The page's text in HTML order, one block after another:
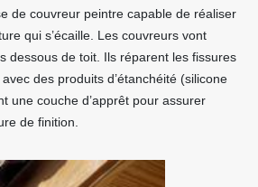
de couvreur peintre capable de réaliser
qui s’écaille. Les couvreurs vont
dessous de toit. Ils réparent les fissures
des produits d’étanchéité (silicone
une couche d’apprêt pour assurer
de finition.